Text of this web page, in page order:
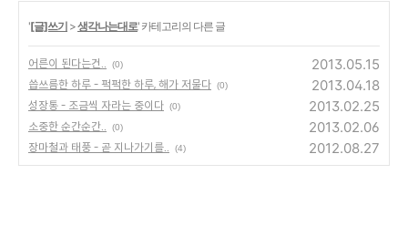
'[글]쓰기 >생각나는대로' 카테고리의 다른 글
어른이 된다는건.. (0) 2013.05.15
씁쓰름한 하루 - 퍽퍽한 하루, 해가 저물다 (0) 2013.04.18
성장통 - 조금씩 자라는 중이다 (0) 2013.02.25
소중한 순간순간.. (0) 2013.02.06
장마철과 태풍 - 곧 지나가기를.. (4) 2012.08.27